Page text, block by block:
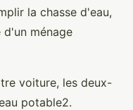
la chasse d'eau,
ménage
voiture, les deux-
potable2.